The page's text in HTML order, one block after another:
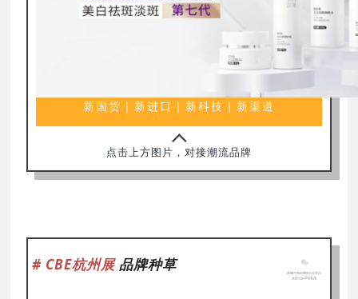
新国货｜新进口｜新科技｜新渠道
点击上方图片，对接潮流品牌
# CBE杭州展 品牌种草